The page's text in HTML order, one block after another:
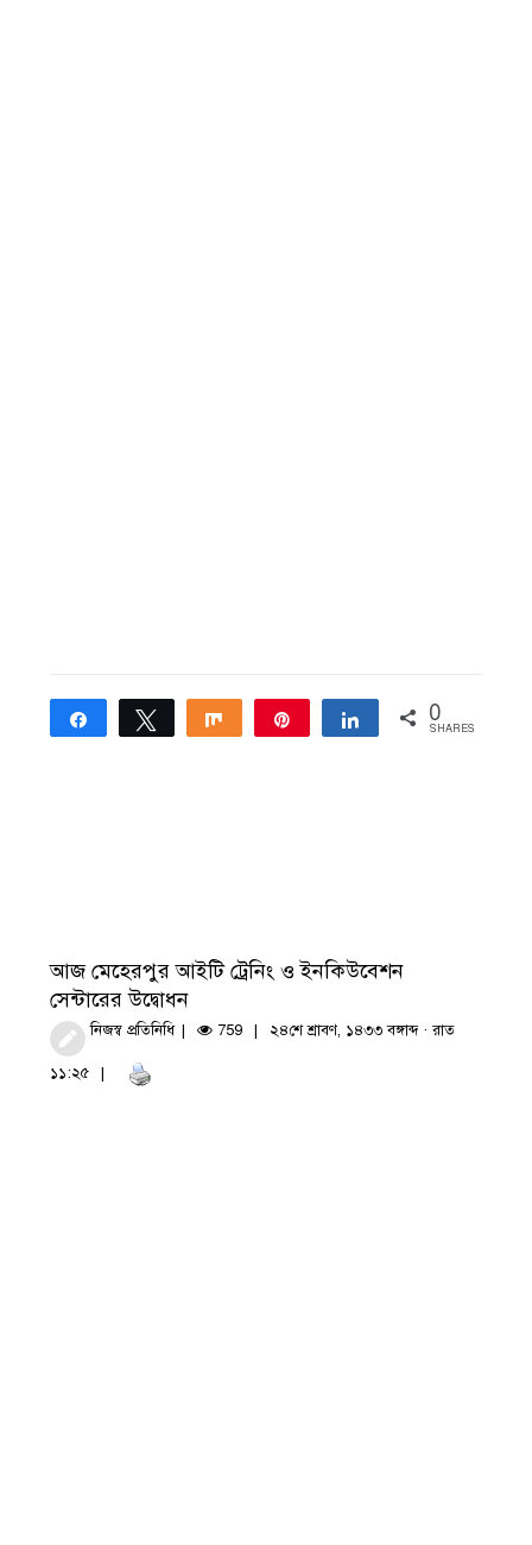
Share Tweet Share Share 0
SHARES
আজ মেহেরপুর আইটি ট্রেনিং ও ইনকিউবেশন
সেন্টারের উদ্বোধন
নিজস্ব প্রতিনিধি 759 ২৪শে শ্রাবণ, ১৪৩৩ বঙ্গাব্দ · রাত
১১:২৫